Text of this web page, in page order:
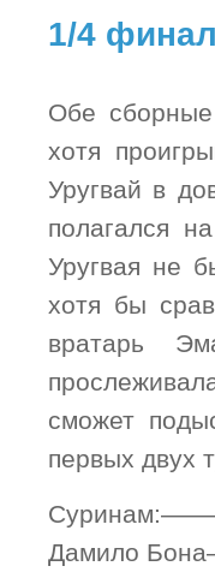
1/4
Обе
хотя
Уругвай в
полагался
Уругвая не
хотя бы
вратарь
сможет
первых двух
Дамило